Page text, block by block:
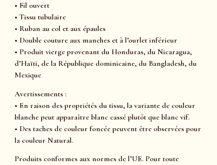
• Fil ouvert
• Tissu tubulaire
• Ruban au col et aux épaules
• Double couture aux manches et à l’ourlet inférieur
• Produit vierge provenant du Honduras, du Nicaragua,
d’Haïti, de la République dominicaine, du Bangladesh, du
Mexique
Avertissements :
• En raison des propriétés du tissu, la variante de couleur
blanche peut apparaître blanc cassé plutôt que blanc vif.
• Des taches de couleur foncée peuvent être observées pour
la couleur Natural.
Produits conformes aux normes de l’UE. Pour toute